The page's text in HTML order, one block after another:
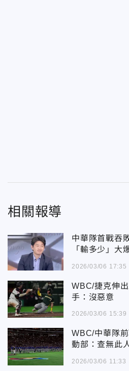
相關報導
中華隊首戰吞
「輸多少」大
2026/03/06 17:35
WBC/捷克伸
手：沒惡意
2026/03/06 15:39
WBC/中華隊
動部：查無此
2026/03/06 11:33